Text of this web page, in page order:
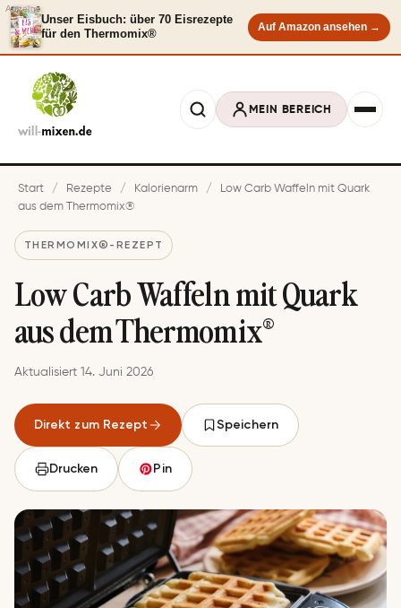
Anzeige
Unser Eisbuch: über 70 Eisrezepte
für den Thermomix®
Auf Amazon ansehen →
MEIN BEREICH
Start / Rezepte / Kalorienarm /
Low Carb Waf­feln mit Quark
aus dem Thermomix®
THERMOMIX®-REZEPT
Low Carb Waf­feln mit Quark
aus dem Thermomix®
Aktualisiert 14. Juni 2026
Direkt zum Rezept Speichern
Drucken Pin